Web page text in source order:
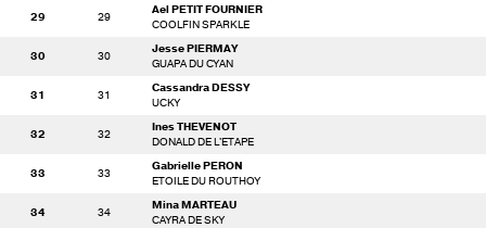
29 29
Ael PETIT FOURNIER
COOLFIN SPARKLE
30 30
Jesse PIERMAY
GUAPA DU CYAN
31 31
Cassandra DESSY
UCKY
32 32
Ines THEVENOT
DONALD DE L'ETAPE
33 33
Gabrielle PERON
ETOILE DU ROUTHOY
34 34
Mina MARTEAU
CAYRA DE SKY